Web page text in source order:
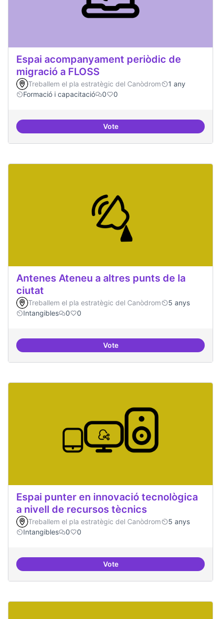
Espai acompanyament periòdic de
migració a FLOSS
Treballem el pla estratègic del Canòdrom
1 any
Formació i capacitació
0 0
VoteEspai acompanyament periòdic
Antenes Ateneu a altres punts de la
ciutat
Treballem el pla estratègic del Canòdrom
5 anys
Intangibles
0 0
VoteAntenes Ateneu a altres punts
Espai punter en innovació tecnològica
a nivell de recursos tècnics
Treballem el pla estratègic del Canòdrom
5 anys
Intangibles
0 0
VoteEspai punter en innovació